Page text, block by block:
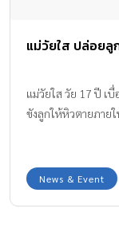
แม่วัยใส ปล่อยลู
แม่วัยใส วัย 17 ปี เ
ขังลูกให้หิวตายภาย
News & Event